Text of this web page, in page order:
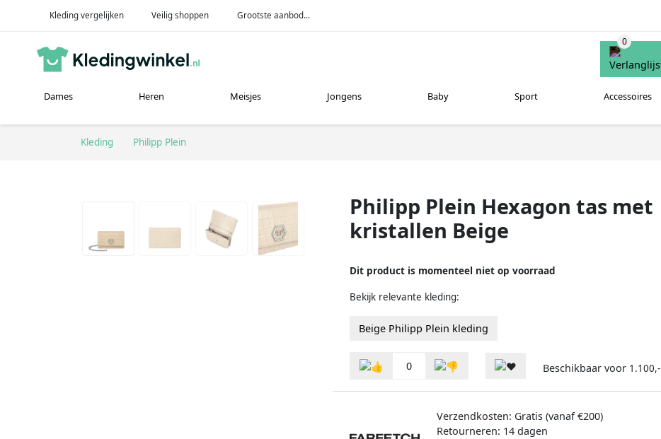
Kleding vergelijken Veilig shoppen Grootste aanbod...
Dames Heren Meisjes Jongens Baby Sport Accessoires
Kleding Philipp Plein
Philipp Plein Hexagon tas met
kristallen Beige
Dit product is momenteel niet op voorraad
Bekijk relevante kleding:
Beige Philipp Plein kleding
0 Beschikbaar voor 1.100,-
Verzendkosten: Gratis (vanaf €200)
Retourneren: 14 dagen